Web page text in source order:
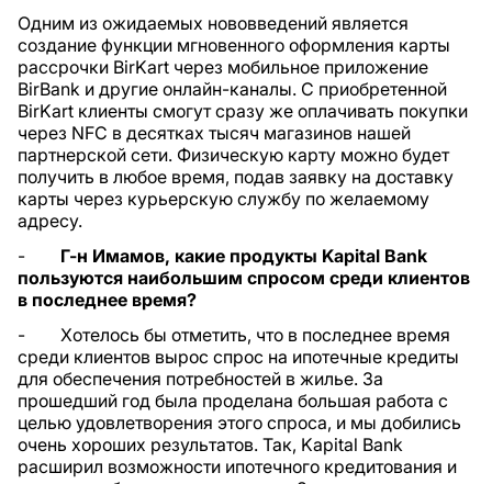
Одним из ожидаемых нововведений является
создание функции мгновенного оформления карты
рассрочки BirKart через мобильное приложение
BirBank и другие онлайн-каналы. С приобретенной
BirKart клиенты смогут сразу же оплачивать покупки
через NFC в десятках тысяч магазинов нашей
партнерской сети. Физическую карту можно будет
получить в любое время, подав заявку на доставку
карты через курьерскую службу по желаемому
адресу.
- Г-н Имамов, какие продукты Kapital Bank
пользуются наибольшим спросом среди клиентов
в последнее время?
- Хотелось бы отметить, что в последнее время
среди клиентов вырос спрос на ипотечные кредиты
для обеспечения потребностей в жилье. За
прошедший год была проделана большая работа с
целью удовлетворения этого спроса, и мы добились
очень хороших результатов. Так, Kapital Bank
расширил возможности ипотечного кредитования и